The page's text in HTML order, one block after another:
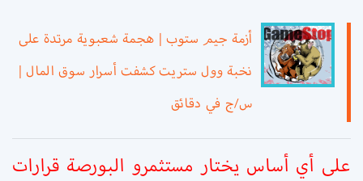
أزمة جيم ستوب | هجمة شعبوية مرتدة على
نخبة وول ستريت كشفت أسرار سوق المال |
س/ج في دقائق
على أي أساس يختار مستثمرو البورصة قرارات